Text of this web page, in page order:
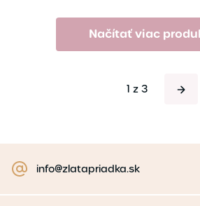
Načítať viac
1 z 3
info@zlatapriadka.sk